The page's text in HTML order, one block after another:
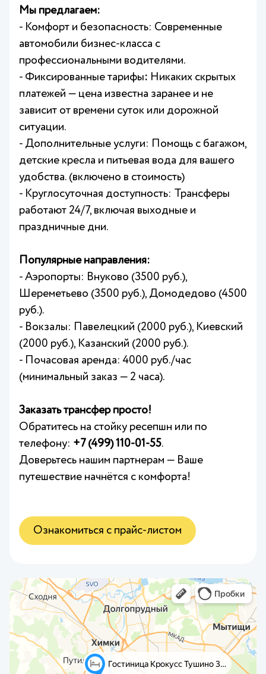
Мы предлагаем:
- Комфорт и безопасность: Современные
автомобили бизнес-класса с
профессиональными водителями.
- Фиксированные тарифы: Никаких скрытых
платежей — цена известна заранее и не
зависит от времени суток или дорожной
ситуации.
- Дополнительные услуги: Помощь с багажом,
детские кресла и питьевая вода для вашего
удобства. (включено в стоимость)
- Круглосуточная доступность: Трансферы
работают 24/7, включая выходные и
праздничные дни.
Популярные направления:
- Аэропорты: Внуково (3500 руб.),
Шереметьево (3500 руб.), Домодедово (4500
руб.).
- Вокзалы: Павелецкий (2000 руб.), Киевский
(2000 руб.), Казанский (2000 руб.).
- Почасовая аренда: 4000 руб./час
(минимальный заказ — 2 часа).
Заказать трансфер просто!
Обратитесь на стойку ресепшн или по
телефону: +7 (499) 110-01-55.
Доверьтесь нашим партнерам — Ваше
путешествие начнётся с комфорта!
Ознакомиться с прайс-листом